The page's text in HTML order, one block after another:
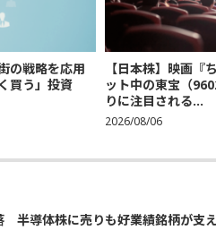
の戦略を応用
買う」投資
【日本株】映画『
ット中の東宝（
りに注目される...
2026/08/06
半導体株に売りも好業績銘柄が支え